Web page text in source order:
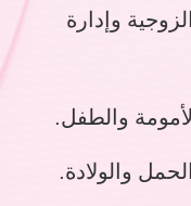
وإدارة
والطفل.
والولادة.